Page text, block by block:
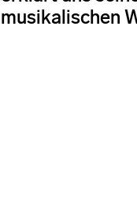
musikalischen